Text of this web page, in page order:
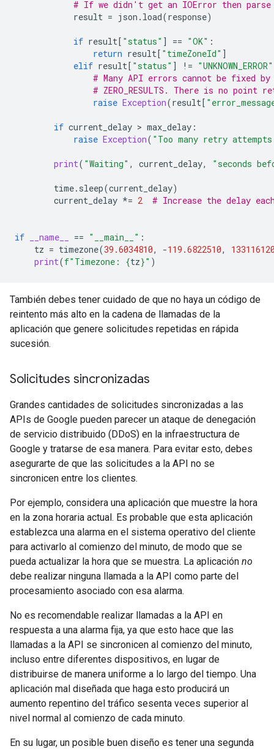
# If we didn't get an IOError then
result = json . load(response)
if result[ "status" ] == "OK" :
return result[ "timeZoneId" ]
elif result[ "status" ] != "UNKNOWN_ERROR"
# Many API errors cannot be fixed by
# ZERO_RESULTS. There is no point
raise Exception(result[
if current_delay > max_delay :
raise Exception( "Too many retry
print( "Waiting" , current_delay, "seconds
time. sleep(current_delay)
current_delay *= 2 # Increase the delay
if __name__ == "__main__" :
tz = timezone(39.6034810, -119.6822510,
print(f"Timezone: {tz}" )
También debes tener cuidado de que no haya un código de
reintento más alto en la cadena de llamadas de la
aplicación que genere solicitudes repetidas en rápida
sucesión.
Solicitudes sincronizadas
Grandes cantidades de solicitudes sincronizadas a las
APIs de Google pueden parecer un ataque de denegación
de servicio distribuido (DDoS) en la infraestructura de
Google y tratarse de esa manera. Para evitar esto, debes
asegurarte de que las solicitudes a la API no se
sincronicen entre los clientes.
Por ejemplo, considera una aplicación que muestre la hora
en la zona horaria actual. Es probable que esta aplicación
establezca una alarma en el sistema operativo del cliente
para activarlo al comienzo del minuto, de modo que se
pueda actualizar la hora que se muestra. La aplicación no
debe realizar ninguna llamada a la API como parte del
procesamiento asociado con esa alarma.
No es recomendable realizar llamadas a la API en
respuesta a una alarma fija, ya que esto hace que las
llamadas a la API se sincronicen al comienzo del minuto,
incluso entre diferentes dispositivos, en lugar de
distribuirse de manera uniforme a lo largo del tiempo. Una
aplicación mal diseñada que haga esto producirá un
aumento repentino del tráfico sesenta veces superior al
nivel normal al comienzo de cada minuto.
En su lugar, un posible buen diseño es tener una segunda